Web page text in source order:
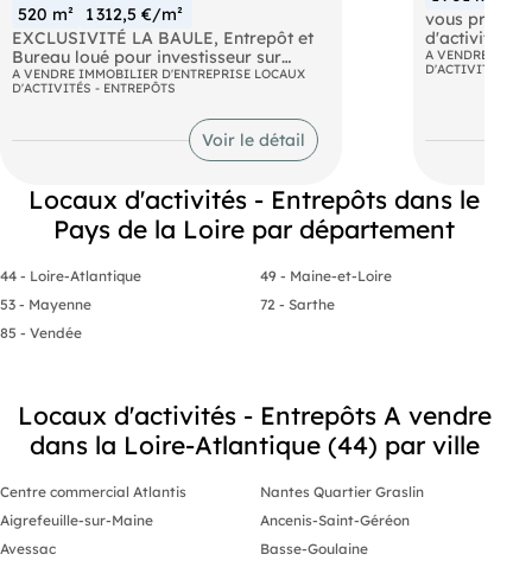
520 m²
1 312,5 €/m²
EXCLUSIVITÉ LA BAULE, Entrepôt et
Bureau loué pour investisseur sur
estimation à 7,17% de rentabilité acte
en main, Secteur Côtier de la presqu'ile
Bauloise, côté Indsutrie et Artisanat,
Bâtiment d'une surface totale de
520M2 comprenant Entrepot et
en très bon état d'une ancienneté de 10
ans, isolé aménagé, fibré et sol propre,
Bail neuf avec loyer de 48.000 € hors
taxe ( valeur foncière très correcte de
1250€ du M2), (valeur locative 45 à 55
000€ HT) PRIX AFFICHÉ HORS TAXE
DE 682.500€ FAI dont Honoraires de
5% HT
A VENDRE IMMOBILIER D'ENTREPRISE LOCAUX
D'ACTIVITÉS - ENTREPÔTS
Voir le détail
vous
d'activités
comprenant
d'entrepôt et
Bâtiment
- 298 m² de
- 385 m² de
- 1 porte
A VENDRE
D'ACTIVITÉS -
Locaux d'activités - Entrepôts dans le
Pays de la Loire par département
44 - Loire-Atlantique
49 - Maine-et-Loire
53 - Mayenne
72 - Sarthe
85 - Vendée
Locaux d'activités - Entrepôts A vendre
dans la Loire-Atlantique (44) par ville
Centre commercial Atlantis
Nantes Quartier Graslin
Aigrefeuille-sur-Maine
Ancenis-Saint-Géréon
Avessac
Basse-Goulaine